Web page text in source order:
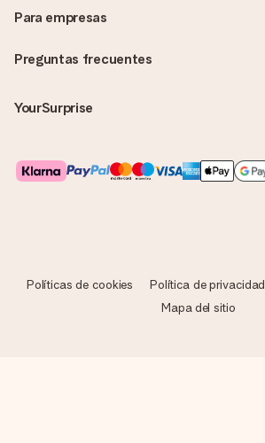
Preguntas frecuentes
YourSurprise
Para empresas
Políticas de cookies Política de privacidad
Mapa del sitio